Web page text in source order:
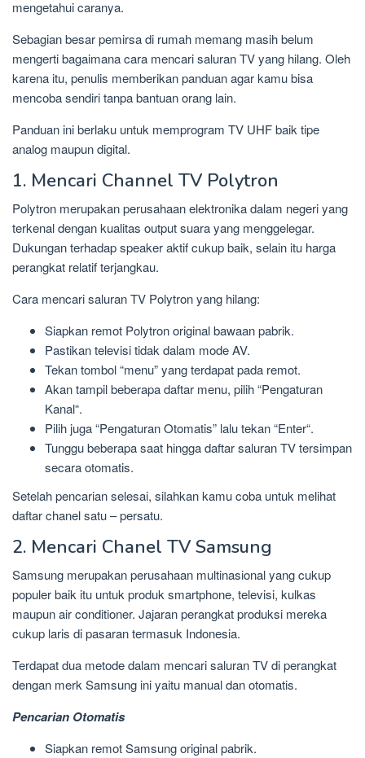
mengetahui caranya.
Sebagian besar pemirsa di rumah memang masih belum
mengerti bagaimana cara mencari saluran TV yang hilang. Oleh
karena itu, penulis memberikan panduan agar kamu bisa
mencoba sendiri tanpa bantuan orang lain.
Panduan ini berlaku untuk memprogram TV UHF baik tipe
analog maupun digital.
1. Mencari Channel TV Polytron
Polytron merupakan perusahaan elektronika dalam negeri yang
terkenal dengan kualitas output suara yang menggelegar.
Dukungan terhadap speaker aktif cukup baik, selain itu harga
perangkat relatif terjangkau.
Cara mencari saluran TV Polytron yang hilang:
Siapkan remot Polytron original bawaan pabrik.
Pastikan televisi tidak dalam mode AV.
Tekan tombol “menu” yang terdapat pada remot.
Akan tampil beberapa daftar menu, pilih “Pengaturan
Kanal“.
Pilih juga “Pengaturan Otomatis” lalu tekan “Enter“.
Tunggu beberapa saat hingga daftar saluran TV tersimpan
secara otomatis.
Setelah pencarian selesai, silahkan kamu coba untuk melihat
daftar chanel satu – persatu.
2. Mencari Chanel TV Samsung
Samsung merupakan perusahaan multinasional yang cukup
populer baik itu untuk produk smartphone, televisi, kulkas
maupun air conditioner. Jajaran perangkat produksi mereka
cukup laris di pasaran termasuk Indonesia.
Terdapat dua metode dalam mencari saluran TV di perangkat
dengan merk Samsung ini yaitu manual dan otomatis.
Pencarian Otomatis
Siapkan remot Samsung original pabrik.